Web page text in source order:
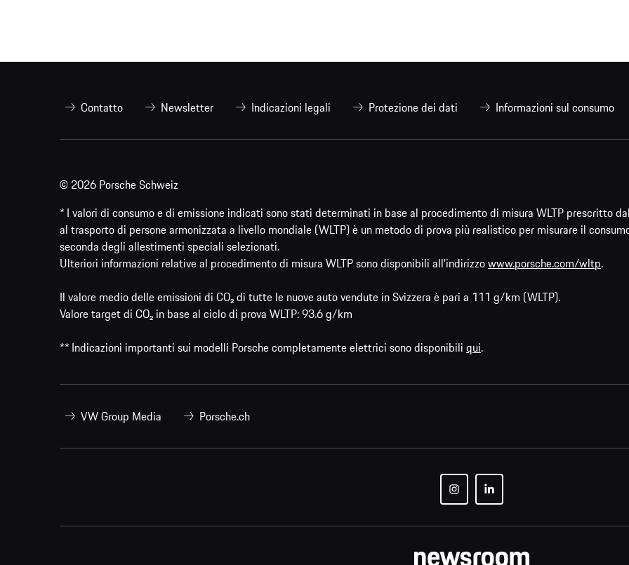
Contatto Newsletter Indicazioni legali Protezione dei dati Informazioni sul consumo
© 2026 Porsche Schweiz
* I valori di consumo e di emissione indicati sono stati determinati in base al procedimento di misura WLTP prescritto
al trasporto di persone armonizzata a livello mondiale (WLTP) è un metodo di prova più realistico per misurare il
seconda degli allestimenti speciali selezionati.
Ulteriori informazioni relative al procedimento di misura WLTP sono disponibili all'indirizzowww.porsche.com/wltp.
Il valore medio delle emissioni di CO₂ di tutte le nuove auto vendute in Svizzera è pari a 111 g/km (WLTP).
Valore target di CO₂ in base al ciclo di prova WLTP: 93.6 g/km
** Indicazioni importanti sui modelli Porsche completamente elettrici sono disponibili qui.
VW Group Media Porsche.ch